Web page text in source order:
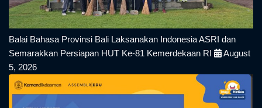
Balai Bahasa Provinsi Bali Laksanakan Indonesia ASRI dan
Semarakkan Persiapan HUT Ke-81 Kemerdekaan RI
August
5, 2026